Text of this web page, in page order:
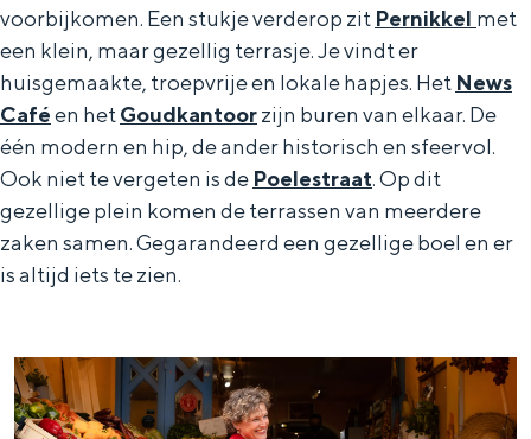
voorbijkomen. Een stukje verderop zit Pernikkel met
een klein, maar gezellig terrasje. Je vindt er
huisgemaakte, troepvrije en lokale hapjes. Het News
Caféen hetGoudkantoorzijn buren van elkaar. De
één modern en hip, de ander historisch en sfeervol.
Ook niet te vergeten is de Poelestraat. Op dit
gezellige plein komen de terrassen van meerdere
zaken samen. Gegarandeerd een gezellige boel en er
is altijd iets te zien.
W
i